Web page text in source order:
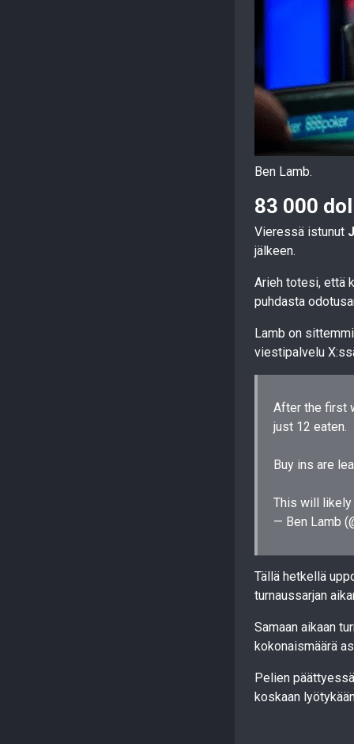
Ben Lamb.
83 000
Vieressä istunut
jälkeen.
Arieh totesi, että
puhdasta
Lamb on
viestipalvelu
After the first
just 12 eaten.
Buy ins are
This will
— Ben Lamb
Tällä hetkellä
turnaussarjan
Samaan aikaan
kokonaismäärä
Pelien
koskaan